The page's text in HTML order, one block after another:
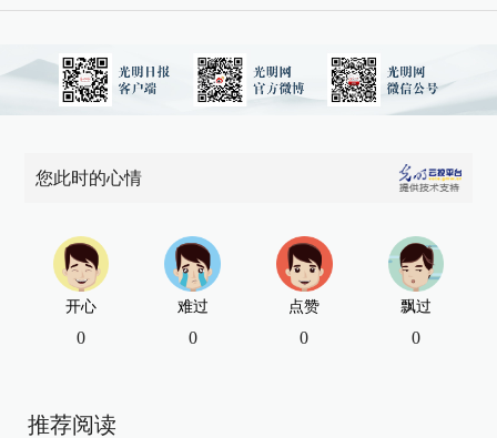
您此时的心情
开心
0
难过
0
点赞
0
飘过
0
推荐阅读